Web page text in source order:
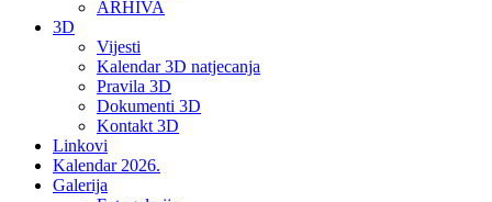
ARHIVA
3D
Vijesti
Kalendar 3D natjecanja
Pravila 3D
Dokumenti 3D
Kontakt 3D
Linkovi
Kalendar 2026.
Galerija